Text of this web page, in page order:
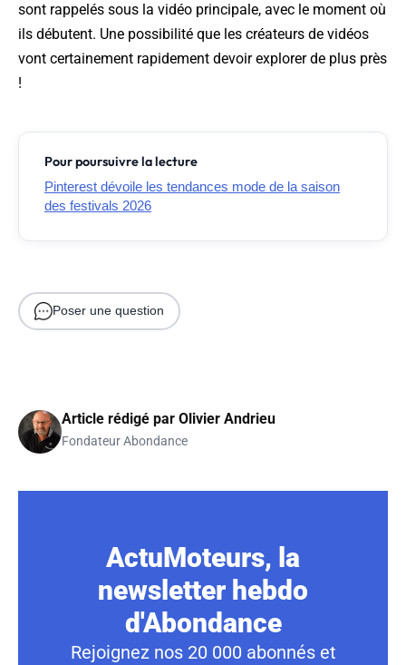
sont rappelés sous la vidéo principale, avec le moment où
ils débutent. Une possibilité que les créateurs de vidéos
vont certainement rapidement devoir explorer de plus près
!
Pour poursuivre la lecture
Pinterest dévoile les tendances mode de la saison
des festivals 2026
Poser une question
Article rédigé par Olivier Andrieu
Fondateur Abondance
ActuMoteurs, la
newsletter hebdo
d'Abondance
Rejoignez nos 20 000 abonnés et